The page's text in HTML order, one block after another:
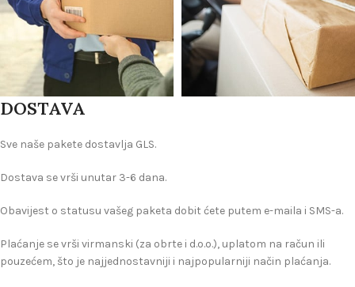
DOSTAVA
Sve naše pakete dostavlja GLS.
Dostava se vrši unutar 3-6 dana.
Obavijest o statusu vašeg paketa dobit ćete putem e-maila i SMS-a.
Plaćanje se vrši virmanski (za obrte i d.o.o.), uplatom na račun ili
pouzećem, što je najjednostavniji i najpopularniji način plaćanja.